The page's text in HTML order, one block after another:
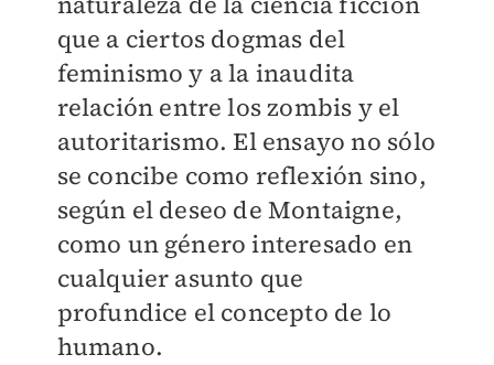
que a ciertos dogmas del
feminismo y a la inaudita
relación entre los zombis y el
autoritarismo. El ensayo no sólo
se concibe como reflexión sino,
según el deseo de Montaigne,
como un género interesado en
cualquier asunto que
profundice el concepto de lo
humano.